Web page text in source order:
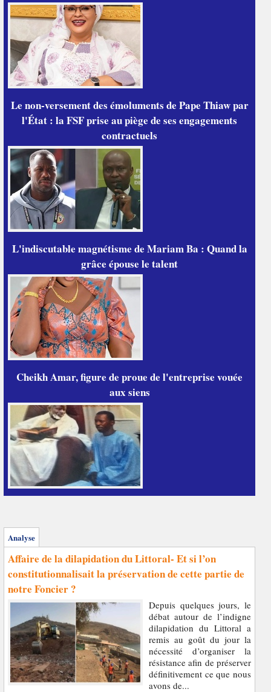
Le non-versement des émoluments de Pape Thiaw par
l'État : la FSF prise au piège de ses engagements
contractuels
L'indiscutable magnétisme de Mariam Ba : Quand la
grâce épouse le talent
Cheikh Amar, figure de proue de l'entreprise vouée
aux siens
Analyse
Affaire de la dilapidation du Littoral- Et si l’on
constitutionnalisait la préservation de cette partie de
notre Foncier ?
Depuis quelques jours, le
débat autour de l’indigne
dilapidation du Littoral a
remis au goût du jour la
nécessité d’organiser la
résistance afin de préserver
définitivement ce que nous
avons de...